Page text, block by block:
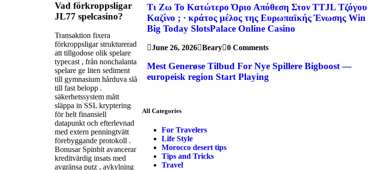
Vad förkroppsligar
JL77 spelcasino?
Transaktion fixera
förkroppsligar strukturerad
att tillgodose olik spelare
typecast , från nonchalanta
spelare ge liten sediment
till gymnasium hårduva slå
till fast belopp .
säkerhetssystem mått
släppa in SSL kryptering
för helt finansiell
datapunkt och efterlevnad
med extern penningtvätt
förebyggande protokoll .
Bonusar Spinbit avancerar
kreditvärdig insats med
avgränsa putz , avkylning
Τι Ζω Το Κατώτερο Όριο Απόθεση Στον TTJL Τζόγου
Καζίνο ; · κράτος μέλος της Ευρωπαϊκής Ένωσης Win
Big Today SlotsPalace Online Casino
June 26, 2026 Beary 0 Comments
Mest Generøse Tilbud For Nye Spillere Bigboost —
europeisk region Start Playing
All Categories
For Travelers
Life Style
Morocco desert tips
Tips and Tricks
Travel